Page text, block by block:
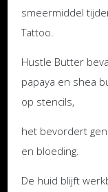
smeermiddel
Tattoo.
Hustle Butter
papaya en shea
op stencils,
het bevordert
en bloeding.
De huid blijft